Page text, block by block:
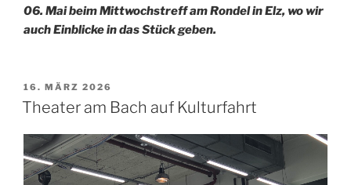
06. Mai beim Mittwochstreff am Rondel in Elz, wo wir
auch Einblicke in das Stück geben.
VERÖFFENTLICHT
AM
16. MÄRZ 2026
Theater am Bach auf Kulturfahrt